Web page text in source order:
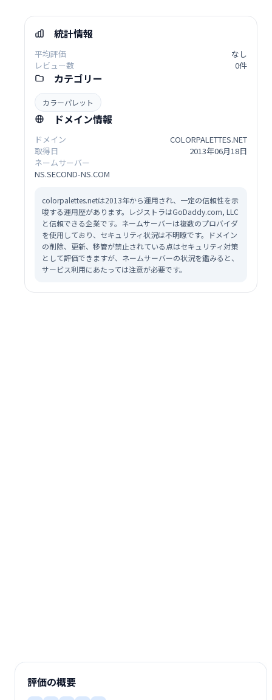
統計情報
平均評価
なし
レビュー数
0件
カテゴリー
カラーパレット
ドメイン情報
ドメイン
COLORPALETTES.NET
取得日
2013年06月18日
ネームサーバー
NS.SECOND-NS.COM
colorpalettes.netは2013年から運用され、一定の信頼性を示
唆する運用歴があります。レジストラはGoDaddy.com, LLC
と信頼できる企業です。ネームサーバーは複数のプロバイダ
を使用しており、セキュリティ状況は不明瞭です。ドメイン
の削除、更新、移管が禁止されている点はセキュリティ対策
として評価できますが、ネームサーバーの状況を鑑みると、
サービス利用にあたっては注意が必要です。
評価の概要